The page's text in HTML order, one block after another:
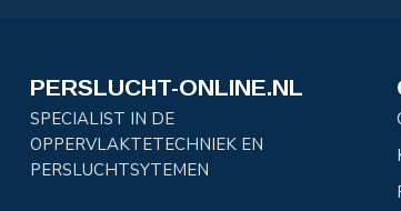
PERSLUCHT-ONLINE.NL
SPECIALIST IN DE
OPPERVLAKTETECHNIEK EN
PERSLUCHTSYTEMEN